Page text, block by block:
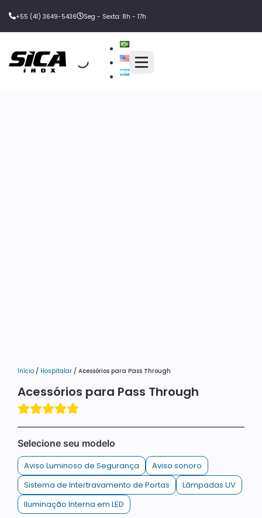
+55 (41) 3649-5436 Seg - Sexta: 8h - 17h
Início / Hospitalar / Acessórios para Pass Through
Acessórios para Pass Through
Selecione seu modelo
Aviso Luminoso de Segurança
Aviso sonoro
Sistema de Intertravamento de Portas
Lâmpadas UV
Iluminação Interna em LED